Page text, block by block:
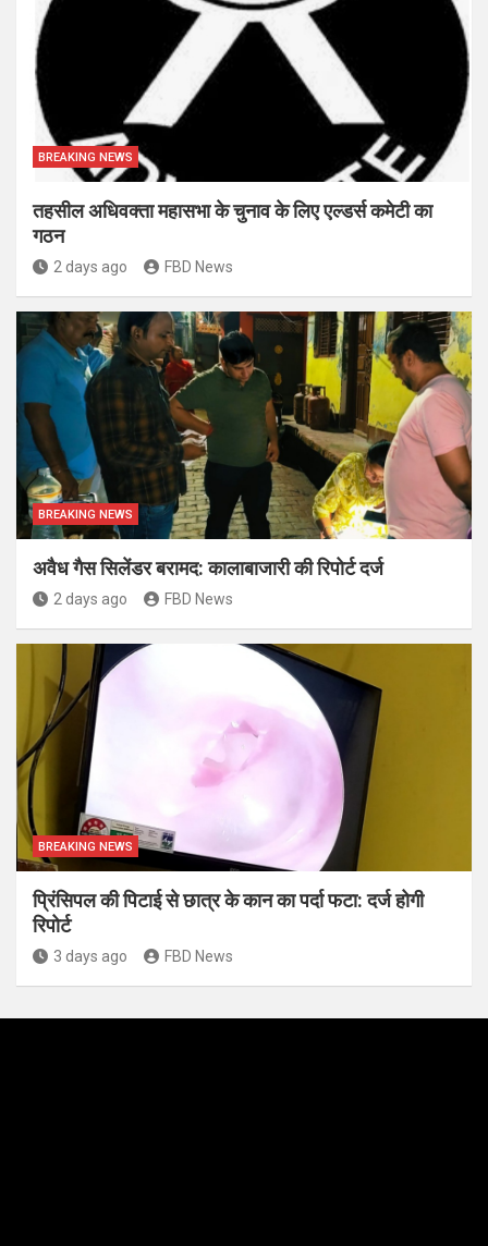
BREAKING NEWS
तहसील अधिवक्ता महासभा के चुनाव के लिए एल्डर्स कमेटी का
गठन
2 days ago FBD News
BREAKING NEWS
अवैध गैस सिलेंडर बरामद: कालाबाजारी की रिपोर्ट दर्ज
2 days ago FBD News
BREAKING NEWS
प्रिंसिपल की पिटाई से छात्र के कान का पर्दा फटा: दर्ज होगी
रिपोर्ट
3 days ago FBD News